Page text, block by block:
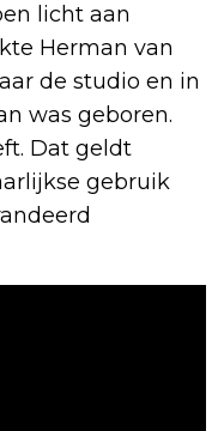
licht aan
Herman van
de studio en in
was geboren.
Dat geldt
gebruik